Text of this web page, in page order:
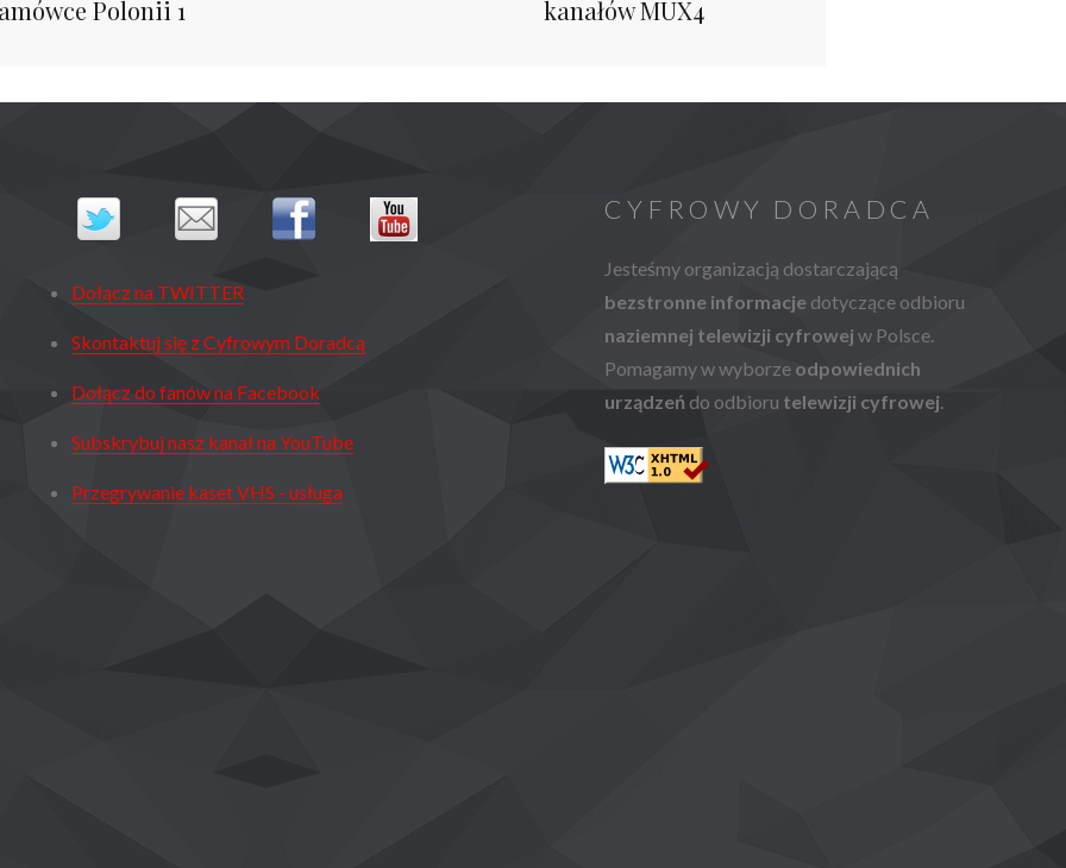
Polonii 1
kanałów MUX4
Dołącz na TWITTER
Skontaktuj się z Cyfrowym Doradcą
Dołącz do fanów na Facebook
Subskrybuj nasz kanał na YouTube
Przegrywanie kaset VHS - usługa
CYFROWY DORADCA
Jesteśmy organizacją dostarczającą
bezstronne informacjedotyczące odbioru
naziemnej telewizji cyfrowej w Polsce.
Pomagamy w wyborze odpowiednich
urządzeń do odbioru telewizji cyfrowej